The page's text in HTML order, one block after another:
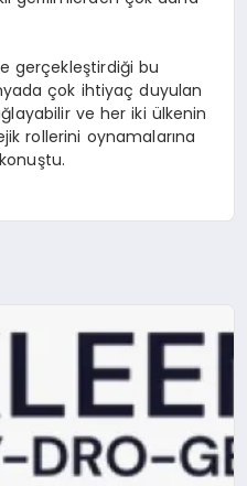
gerçekleştirdiği bu
çok ihtiyaç duyulan
ve her iki ülkenin
rollerini oynamalarına